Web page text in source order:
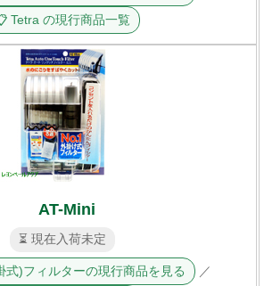
Tetra の現行商品一覧
AT-Mini
⏳ 現在入荷未定
式)フィルターの現行商品を見る ／